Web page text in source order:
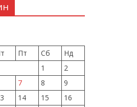
Пт Сб
Нд
1
2
7 8
9
14 15
16